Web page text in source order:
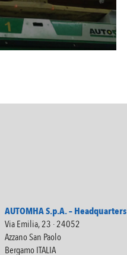
AUTOMHA S.p.A. – Headquarters
Via Emilia, 23 · 24052
Azzano San Paolo
Bergamo ITALIA